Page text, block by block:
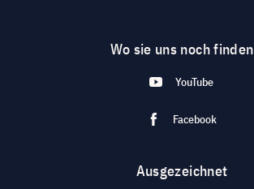
Wo sie uns noch finden
YouTube
Facebook
Ausgezeichnet